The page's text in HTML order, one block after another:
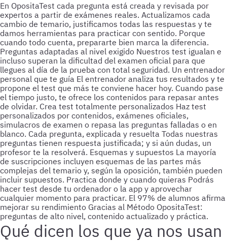
En OpositaTest cada pregunta está creada y revisada por
expertos a partir de exámenes reales. Actualizamos cada
cambio de temario, justificamos todas las respuestas y te
damos herramientas para practicar con sentido. Porque
cuando todo cuenta, prepararte bien marca la diferencia.
Preguntas adaptadas al nivel exigido Nuestros test igualan e
incluso superan la dificultad del examen oficial para que
llegues al día de la prueba con total seguridad. Un entrenador
personal que te guía El entrenador analiza tus resultados y te
propone el test que más te conviene hacer hoy. Cuando pase
el tiempo justo, te ofrece los contenidos para repasar antes
de olvidar. Crea test totalmente personalizados Haz test
personalizados por contenidos, exámenes oficiales,
simulacros de examen o repasa las preguntas falladas o en
blanco. Cada pregunta, explicada y resuelta Todas nuestras
preguntas tienen respuesta justificada; y si aún dudas, un
profesor te la resolverá. Esquemas y supuestos La mayoría
de suscripciones incluyen esquemas de las partes más
complejas del temario y, según la oposición, también pueden
incluir supuestos. Practica donde y cuando quieras Podrás
hacer test desde tu ordenador o la app y aprovechar
cualquier momento para practicar. El 97% de alumnos afirma
mejorar su rendimiento Gracias al Método OpositaTest:
preguntas de alto nivel, contenido actualizado y práctica.
Qué dicen los que ya nos usan